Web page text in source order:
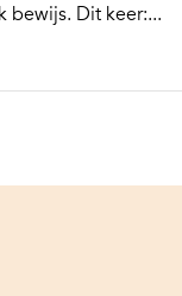
bewijs. Dit keer:...